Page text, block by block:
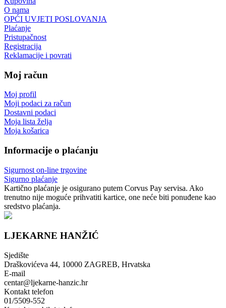
O nama
OPĆI UVJETI POSLOVANJA
Plaćanje
Pristupačnost
Registracija
Reklamacije i povrati
Moj račun
Moj profil
Moji podaci za račun
Dostavni podaci
Moja lista želja
Moja košarica
Informacije o plaćanju
Sigurnost on-line trgovine
Sigurno plaćanje
Kartično plaćanje je osigurano putem Corvus Pay servisa. Ako
trenutno nije moguće prihvatiti kartice, one neće biti ponuđene kao
sredstvo plaćanja.
LJEKARNE HANŽIĆ
Sjedište
Draškovićeva 44, 10000 ZAGREB, Hrvatska
E-mail
centar@ljekarne-hanzic.hr
Kontakt telefon
01/5509-552